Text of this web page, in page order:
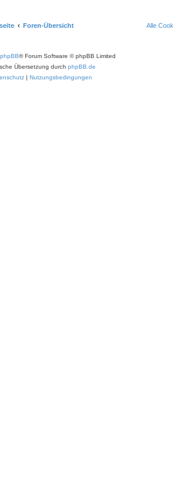
Foren-Übersicht Alle
phpBB® Forum Software © phpBB Limited
Übersetzung durch phpBB.de
| Nutzungsbedingungen